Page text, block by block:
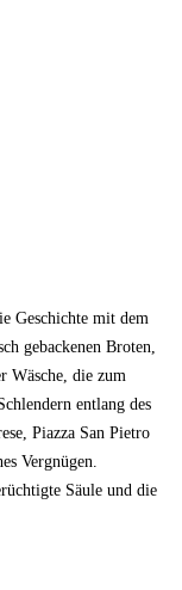
Geschichte mit dem
gebackenen Broten,
Wäsche, die zum
entlang des
Piazza San Pietro
Vergnügen.
Säule und die